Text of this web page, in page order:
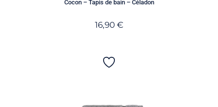
Cocon – Tapis de bain – Céladon
16,90 €